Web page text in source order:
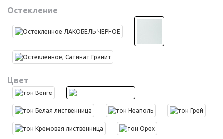
Остекление
Цвет